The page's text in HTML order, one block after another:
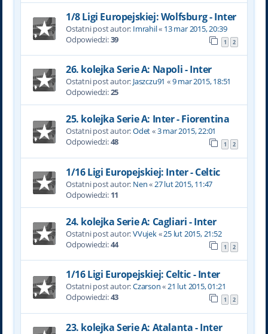
1/8 Ligi Europejskiej: Wolfsburg - Inter
Ostatni post autor: Imrahil« 13 mar 2015, 20:39
Odpowiedzi:39 1 2
26. kolejka Serie A: Napoli - Inter
Ostatni post autor: Jaszczu91 «9 mar 2015, 18:51
Odpowiedzi:25
25. kolejka Serie A: Inter - Fiorentina
Ostatni post autor:Odet«3 mar 2015, 22:01
Odpowiedzi:48 1 2
1/16 Ligi Europejskiej: Inter - Celtic
Ostatni post autor: Nen«27 lut 2015, 11:47
Odpowiedzi: 11
24. kolejka Serie A: Cagliari - Inter
Ostatni post autor:VVujek«25 lut 2015, 21:52
Odpowiedzi:44 1 2
1/16 Ligi Europejskiej: Celtic - Inter
Ostatni post autor:Czarson«21 lut 2015, 01:21
Odpowiedzi:43 1 2
23. kolejka Serie A: Atalanta - Inter